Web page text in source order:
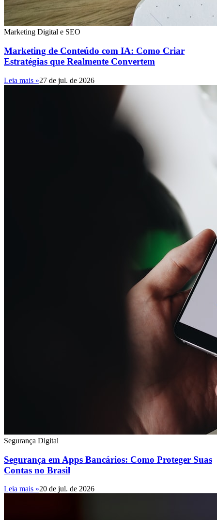
Marketing Digital e SEO
Marketing de Conteúdo com IA: Como Criar
Estratégias que Realmente Convertem
Leia mais »27 de jul. de 2026
Segurança Digital
Segurança em Apps Bancários: Como Proteger Suas
Contas no Brasil
Leia mais »20 de jul. de 2026